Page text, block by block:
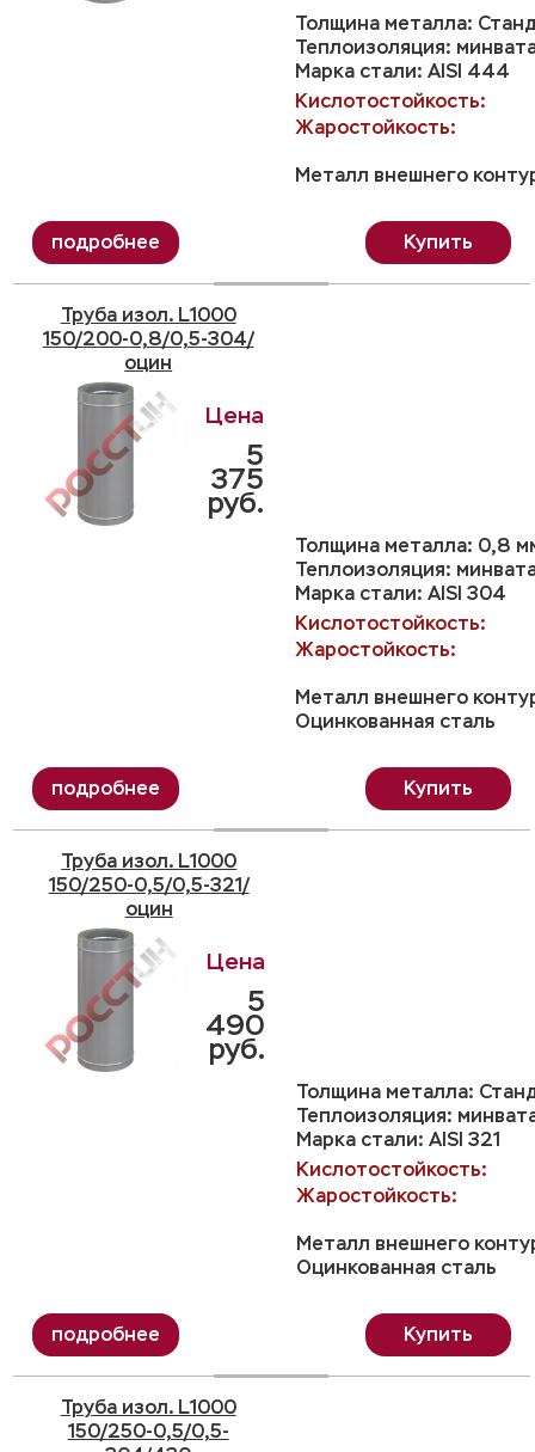
Толщина металла:
Теплоизоляция:
Марка стали: AISI 444
Кислотостойкость:
Жаростойкость:
Металл внешнего
Купить
Труба изол. L1000
150/200-0,8/0,5-304/
оцин
Толщина металла: 0,8
Теплоизоляция:
Марка стали: AISI 304
Кислотостойкость:
Жаростойкость:
Металл внешнего
Оцинкованная сталь
5
375
руб.
Купить
Труба изол. L1000
150/250-0,5/0,5-321/
оцин
Толщина металла:
Теплоизоляция:
Марка стали: AISI 321
Кислотостойкость:
Жаростойкость:
Металл внешнего
Оцинкованная сталь
5
490
руб.
Купить
Труба изол. L1000
150/250-0,5/0,5-